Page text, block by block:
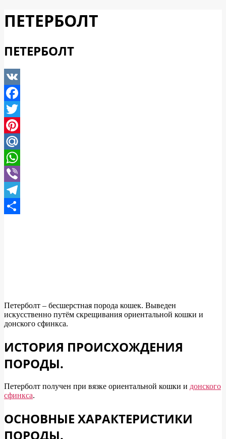
ПЕТЕРБОЛТ
ПЕТЕРБОЛТ
VK
Facebook
Twitter
Pinterest
Mail.Ru
WhatsApp
Viber
Telegram
Петерболт – бесшерстная порода кошек. Выведен
искусственно путём скрещивания ориентальной кошки и
донского сфинкса.
ИСТОРИЯ ПРОИСХОЖДЕНИЯ
ПОРОДЫ.
Петерболт получен при вязке ориентальной кошки и донского
сфинкса.
ОСНОВНЫЕ ХАРАКТЕРИСТИКИ
ПОРОДЫ.